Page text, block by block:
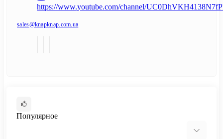
https://www.youtube.com/channel/
sales@knapknap.com.ua
Популярное